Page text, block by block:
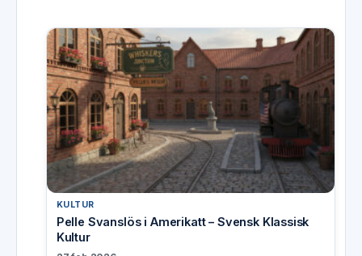
KULTUR
Pelle Svanslös i Amerikatt – Svensk Klassisk
Kultur